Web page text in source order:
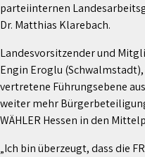
parteiinternen
Dr. Matthias Klarebach.
Landesvorsitzender und
Engin Eroglu
vertretene Führungsebene
weiter mehr
WÄHLER Hessen in den
„Ich bin überzeugt, dass die